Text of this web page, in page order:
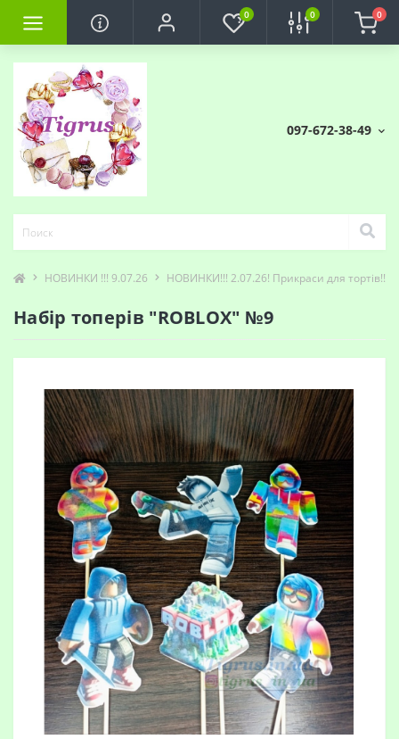
0 0 0
097-672-38-49
НОВИНКИ !!! 9.07.26 НОВИНКИ!!! 2.07.26! Прикраси для тортів!!!
Набір топерів "ROBLOX" №9